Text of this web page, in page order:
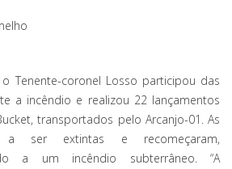
o Tenente-coronel Losso participou das
a incêndio e realizou 22 lançamentos
transportados pelo Arcanjo-01. As
a ser extintas e recomeçaram,
a um incêndio subterrâneo. “A